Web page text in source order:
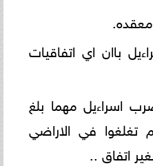
باان اي اتفاقيات
اسراءيل مهما بلغ
تغلغوا في الاراضي
اتفاق ..